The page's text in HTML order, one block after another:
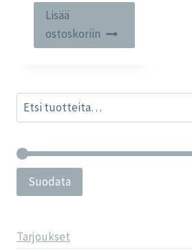
Lisää
ostoskoriin
Etsi:
Suodata
Tarjoukset